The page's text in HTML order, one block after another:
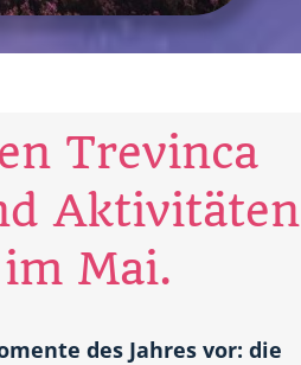
Trevinca
Aktivitäten
Mai.
des Jahres vor: die